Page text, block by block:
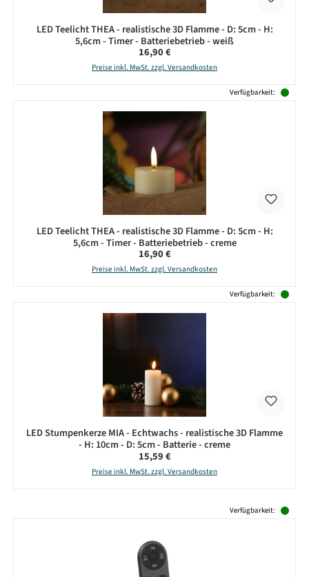
LED Teelicht THEA - realistische 3D Flamme - D: 5cm - H:
5,6cm - Timer - Batteriebetrieb - weiß
Regulärer Preis:
16,90 €
Preise inkl. MwSt. zzgl. Versandkosten
Verfügbarkeit:
LED Teelicht THEA - realistische 3D Flamme - D: 5cm - H:
5,6cm - Timer - Batteriebetrieb - creme
Regulärer Preis:
16,90 €
Preise inkl. MwSt. zzgl. Versandkosten
Verfügbarkeit:
LED Stumpenkerze MIA - Echtwachs - realistische 3D Flamme
- H: 10cm - D: 5cm - Batterie - creme
Regulärer Preis:
15,59 €
Preise inkl. MwSt. zzgl. Versandkosten
Verfügbarkeit: